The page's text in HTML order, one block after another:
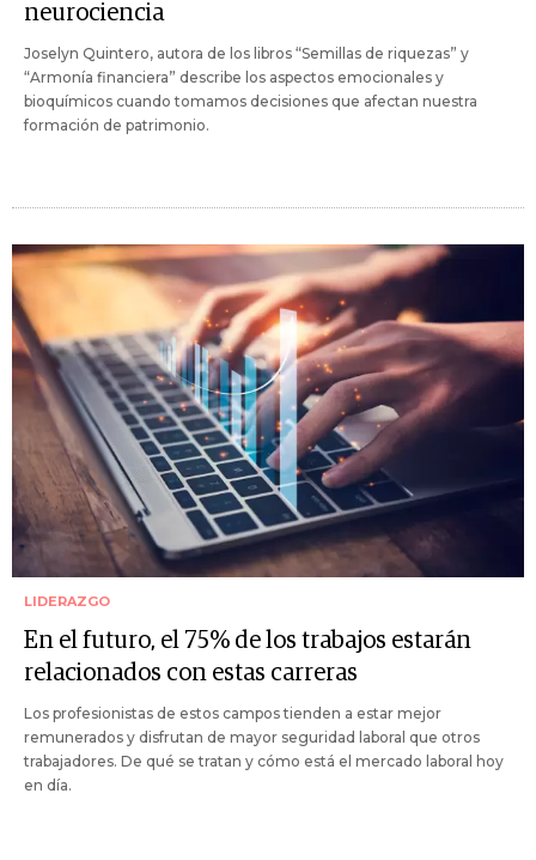
neurociencia
Joselyn Quintero, autora de los libros “Semillas de riquezas” y
“Armonía financiera” describe los aspectos emocionales y
bioquímicos cuando tomamos decisiones que afectan nuestra
formación de patrimonio.
LIDERAZGO
En el futuro, el 75% de los trabajos estarán
relacionados con estas carreras
Los profesionistas de estos campos tienden a estar mejor
remunerados y disfrutan de mayor seguridad laboral que otros
trabajadores. De qué se tratan y cómo está el mercado laboral hoy
en día.